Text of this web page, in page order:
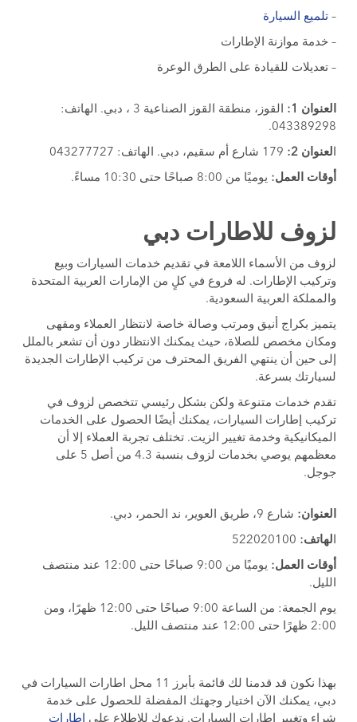
–تلميع السيارة
– خدمة موازنة الإطارات
– تعديلات للقيادة على الطرق الوعرة
العنوان 1:
القوز، منطقة القوز الصناعية 3 ، دبي. الهاتف:
043389298.
العنوان 2:
أوقات العمل: يوميًا من 8:00 صباحًا حتى 10:30 مساءً.
لزوف للاطارات دبي
لزوف من الأسماء اللامعة في تقديم خدمات السيارات وبيع
وتركيب الإطارات. له فروع في كلٍ من الإمارات العربية المتحدة
والمملكة العربية السعودية.
يتميز بكراج أنيق ومرتب وصالة خاصة لانتظار العملاء ومقهى
ومكان مخصص للصلاة، حيث يمكنك الانتظار دون أن تشعر بالملل
إلى حين أن ينتهي الفريق المحترف من تركيب الإطارات الجديدة
لسيارتك بسرعة.
تقدم خدمات متنوعة ولكن بشكل رئيسي تتخصص لزوف في
تركيب إطارات السيارات، يمكنك أيضًا الحصول على الخدمات
الميكانيكية وخدمة تغيير الزيت. تختلف تجربة العملاء إلا أن
معظمهم يوصي بخدمات لزوف بنسبة 4.3 من أصل 5 على
جوجل.
العنوان: شارع 9، طريق العوير، ند الحمر، دبي.
الهاتف:
أوقات العمل:
يوميًا من 9:00 صباحًا حتى 12:00 عند منتصف
الليل.
يوم الجمعة: من الساعة 9:00 صباحًا حتى 12:00 ظهرًا، ومن
2:00 ظهرًا حتى 12:00 عند منتصف الليل.
بهذا نكون قد قدمنا لك قائمة بأبرز 11 محل اطارات السيارات في
دبي، يمكنك الآن اختيار وجهتك المفضلة للحصول على خدمة
شراء وتغيير إطارات السيارات. ندعوك للاطلاع علىإطارات